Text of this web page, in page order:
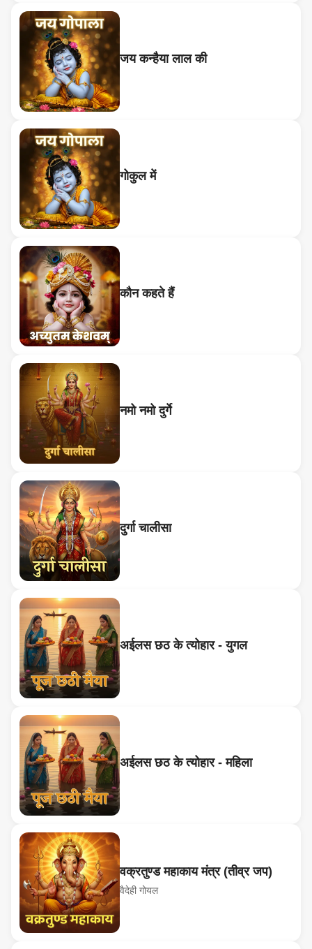
जय कन्हैया लाल की
गोकुल में
कौन कहते हैं
नमो नमो दुर्गे
दुर्गा चालीसा
अईलस छठ के त्योहार - युगल
अईलस छठ के त्योहार - महिला
वक्रतुण्ड महाकाय मंत्र (तीव्र जप)
वैदेही गोयल